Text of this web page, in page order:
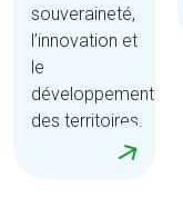
souveraineté,
l’innovation et
le
développement
des territoires.